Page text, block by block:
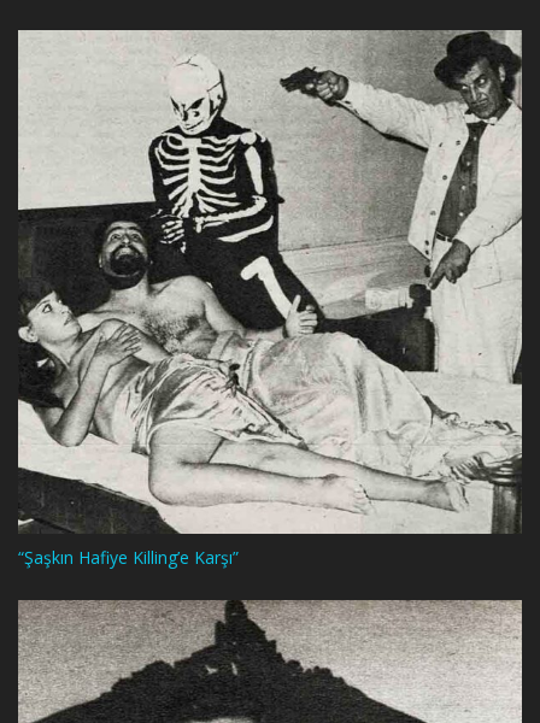
“Şaşkın Hafiye Killing’e Karşı”